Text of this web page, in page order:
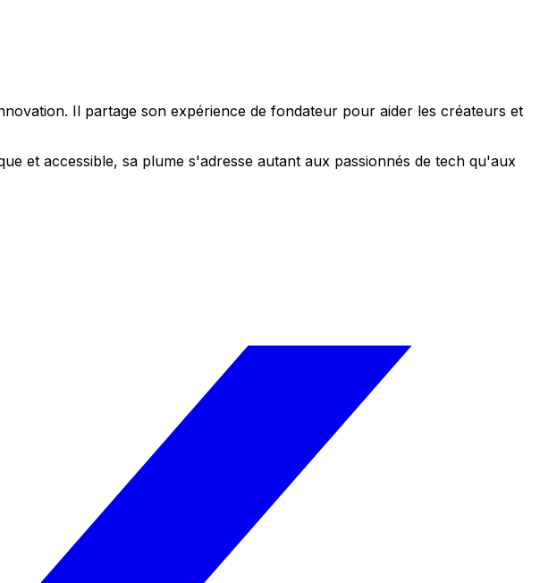
Il partage son expérience de fondateur pour aider les créateurs et
et accessible, sa plume s'adresse autant aux passionnés de tech qu'aux